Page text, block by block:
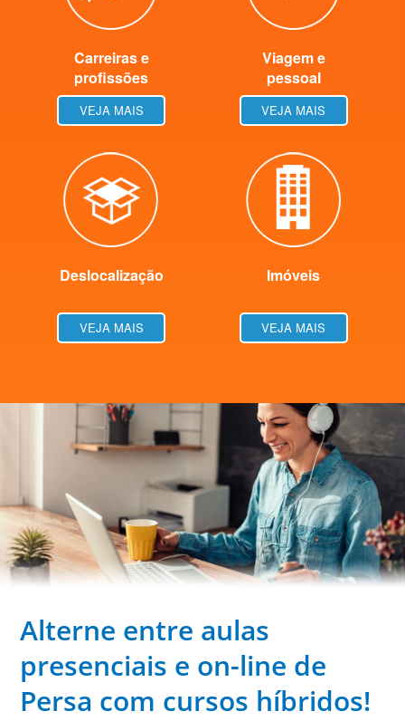
Carreiras e
profissões
VEJA MAIS
Viagem e
pessoal
VEJA MAIS
Deslocalização
VEJA MAIS
Imóveis
VEJA MAIS
Alterne entre aulas
presenciais e on-line de
Persa com cursos híbridos!